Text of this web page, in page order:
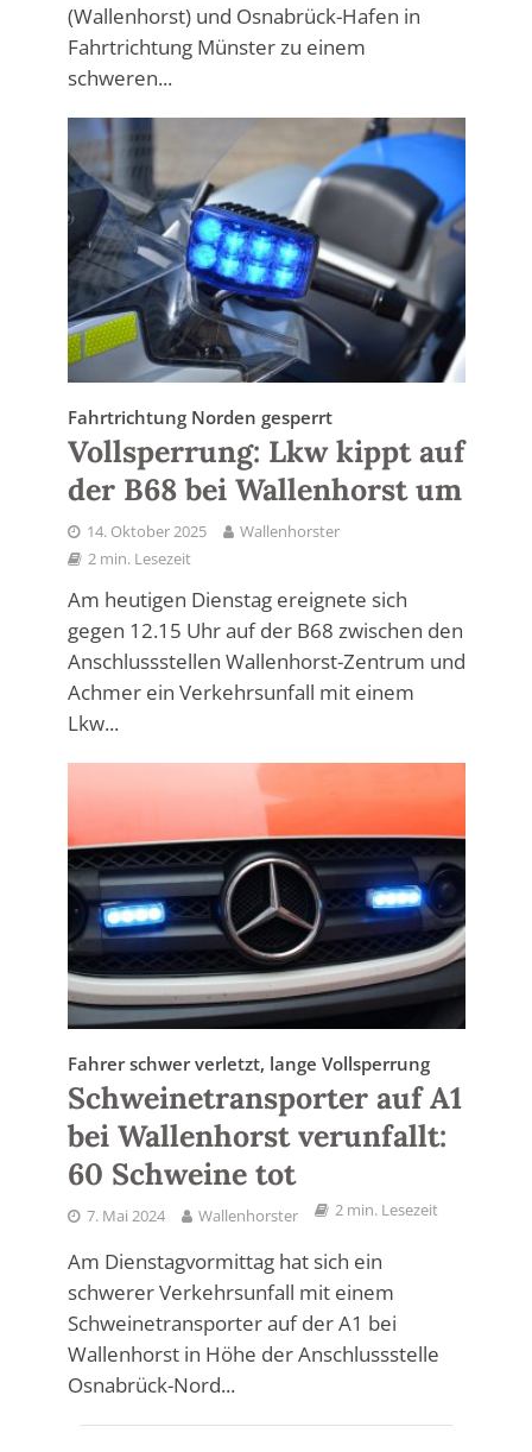
(Wallenhorst) und Osnabrück-Hafen in
Fahrtrichtung Münster zu einem
schweren...
Fahrtrichtung Norden gesperrt
Vollsperrung: Lkw kippt auf
der B68 bei Wallenhorst um
14. Oktober 2025
Wallenhorster
2 min. Lesezeit
Am heutigen Dienstag ereignete sich
gegen 12.15 Uhr auf der B68 zwischen den
Anschlussstellen Wallenhorst-Zentrum und
Achmer ein Verkehrsunfall mit einem
Lkw...
Fahrer schwer verletzt, lange Vollsperrung
Schweinetransporter auf A1
bei Wallenhorst verunfallt:
60 Schweine tot
7. Mai 2024 Wallenhorster 2 min. Lesezeit
Am Dienstagvormittag hat sich ein
schwerer Verkehrsunfall mit einem
Schweinetransporter auf der A1 bei
Wallenhorst in Höhe der Anschlussstelle
Osnabrück-Nord...